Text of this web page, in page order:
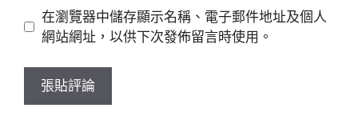
站
在瀏覽器中儲存顯示名稱、電子郵件地址及個人
網站網址，以供下次發佈留言時使用。